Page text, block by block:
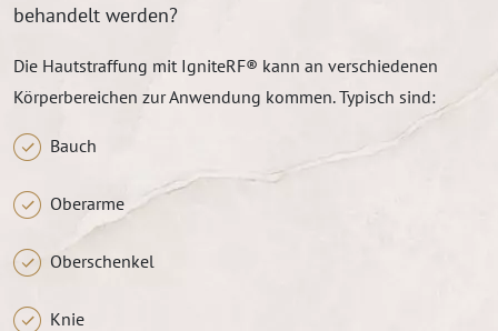
behandelt werden?
Die Hautstraffung mit IgniteRF® kann an verschiedenen
Körperbereichen zur Anwendung kommen. Typisch sind:
Bauch
Oberarme
Oberschenkel
Knie